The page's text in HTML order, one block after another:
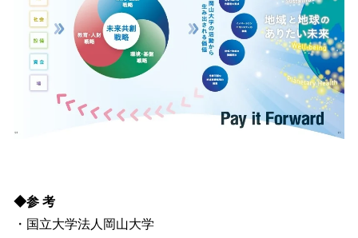
◆参 考
・国立大学法人岡山大学